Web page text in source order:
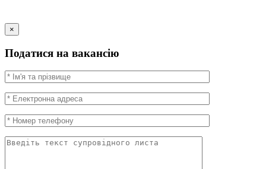
×
Податися на вакансію